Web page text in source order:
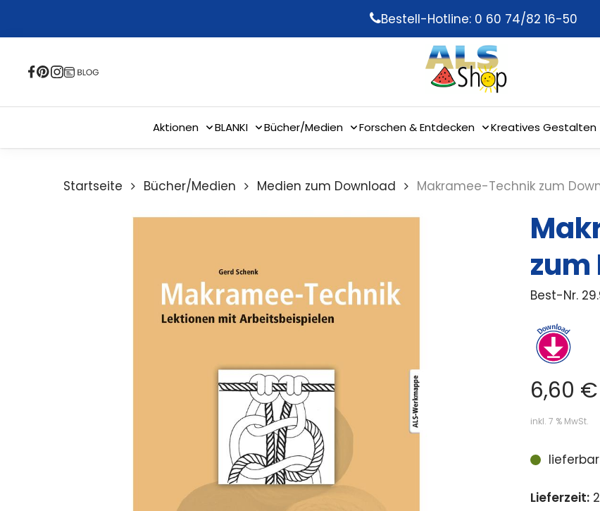
content
Bestell-Hotline: 0 60 74/82 16-50
Aktionen BLANKI Bücher/Medien Forschen & Entdecken Kreatives Gestalten
Startseite Bücher/Medien Medien zum Download Makramee-Technik zum
zum
Best-Nr.
6,60 €
inkl. 7 % MwSt.
lieferbar
Lieferzeit: